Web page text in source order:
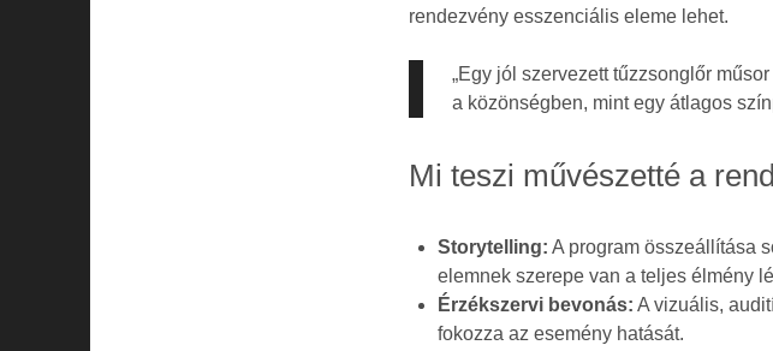
rendezvény esszenciális eleme lehet.
„Egy jól szervezett tűzzsonglőr
a közönségben, mint egy átlagos
Mi teszi művészetté a
Storytelling: A program összeállítása
elemnek szerepe van a teljes élmény
Érzékszervi bevonás: A vizuális,
fokozza az esemény hatását.